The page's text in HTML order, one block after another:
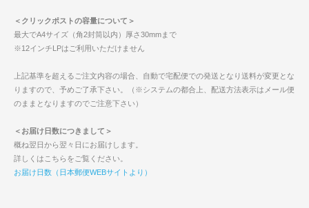
＜クリックポストの容量について＞
最大でA4サイズ（角2封筒以内）厚さ30mmまで
※12インチLPはご利用いただけません
上記基準を超えるご注文内容の場合、自動で宅配便での発送となり送料が変更とな
りますので、予めご了承下さい。（※システムの都合上、配送方法表示はメール便
のままとなりますのでご注意下さい）
＜お届け日数につきまして＞
概ね翌日から翌々日にお届けします。
詳しくはこちらをご覧ください。
お届け日数（日本郵便WEBサイトより）